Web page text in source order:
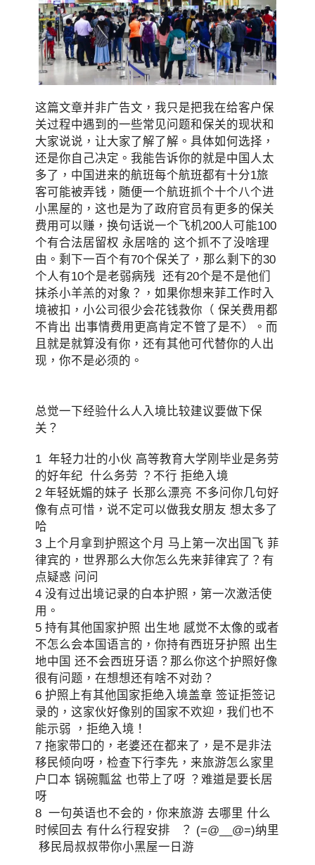
这篇文章并非广告文，我只是把我在给客户保
关过程中遇到的一些常见问题和保关的现状和
大家说说，让大家了解了解。具体如何选择，
还是你自己决定。我能告诉你的就是中国人太
多了，中国进来的航班每个航班都有十分1旅
客可能被弄钱，随便一个航班抓个十个八个进
小黑屋的，这也是为了政府官员有更多的保关
费用可以赚，换句话说一个飞机200人可能100
个有合法居留权 永居啥的 这个抓不了没啥理
由。剩下一百个有70个保关了，那么剩下的30
个人有10个是老弱病残 还有20个是不是他们
抹杀小羊羔的对象？，如果你想来菲工作时入
境被扣，小公司很少会花钱救你（ 保关费用都
不肯出 出事情费用更高肯定不管了是不）。而
且就是就算没有你，还有其他可代替你的人出
现，你不是必须的。
总觉一下经验什么人入境比较建议要做下保
关？
1 年轻力壮的小伙 高等教育大学刚毕业是务劳
的好年纪 什么务劳 ？不行 拒绝入境
2 年轻妩媚的妹子 长那么漂亮 不多问你几句好
像有点可惜，说不定可以做我女朋友 想太多了
哈
3 上个月拿到护照这个月 马上第一次出国飞 菲
律宾的，世界那么大你怎么先来菲律宾了？有
点疑惑 问问
4 没有过出境记录的白本护照，第一次激活使
用。
5 持有其他国家护照 出生地 感觉不太像的或者
不怎么会本国语言的，你持有西班牙护照 出生
地中国 还不会西班牙语？那么你这个护照好像
很有问题，在想想还有啥不对劲？
6 护照上有其他国家拒绝入境盖章 签证拒签记
录的，这家伙好像别的国家不欢迎，我们也不
能示弱 ，拒绝入境！
7 拖家带口的，老婆还在都来了，是不是非法
移民倾向呀，检查下行李先，来旅游怎么家里
户口本 锅碗瓢盆 也带上了呀 ？难道是要长居
呀
8 一句英语也不会的，你来旅游 去哪里 什么
时候回去 有什么行程安排 ？ (=@__@=)纳里
移民局叔叔带你小黑屋一日游